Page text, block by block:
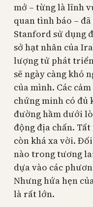
mở – từng là lĩnh
quan tình báo –
Stanford sử dụng
sở hạt nhân của
lượng tử phát
sẽ ngày càng khó
của mình. Các
chứng minh có đủ
đường hầm dưới
động địa chấn.
còn khá xa vời.
nào trong tương
dựa vào các
Nhưng hứa hẹn
là rất lớn.